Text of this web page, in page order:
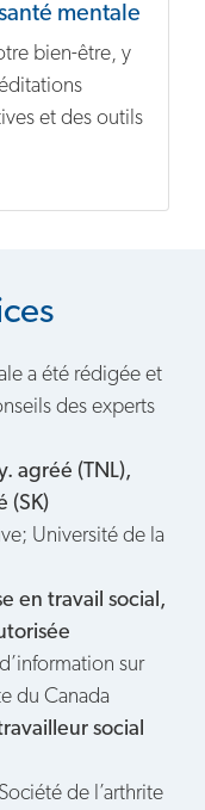
mentale
bien-être, y
et des outils
a été rédigée et
des experts
agréé (TNL),
(SK)
Université de la
en travail social,
sur
du Canada
social
de l’arthrite